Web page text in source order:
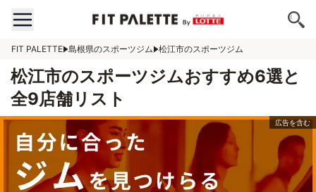
FIT PALETTE 島根県のスポーツジム 松江市のスポーツジム
松江市のスポーツジムおすすめ6選と
全9店舗リスト